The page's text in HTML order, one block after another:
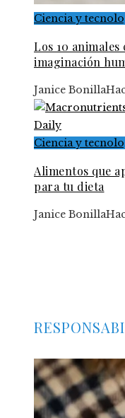
Ciencia y
Los 10
imaginación
Janice Bonilla
Ciencia y
Alimentos que
para tu dieta
Janice Bonilla